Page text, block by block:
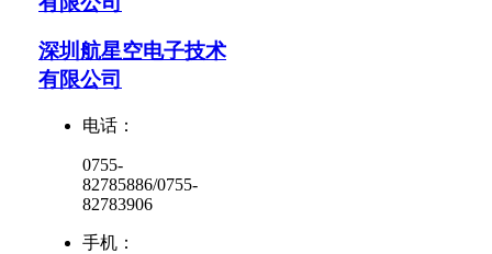
深圳航星空电子技术
有限公司
电话：
0755-
82785886/0755-
82783906
手机：